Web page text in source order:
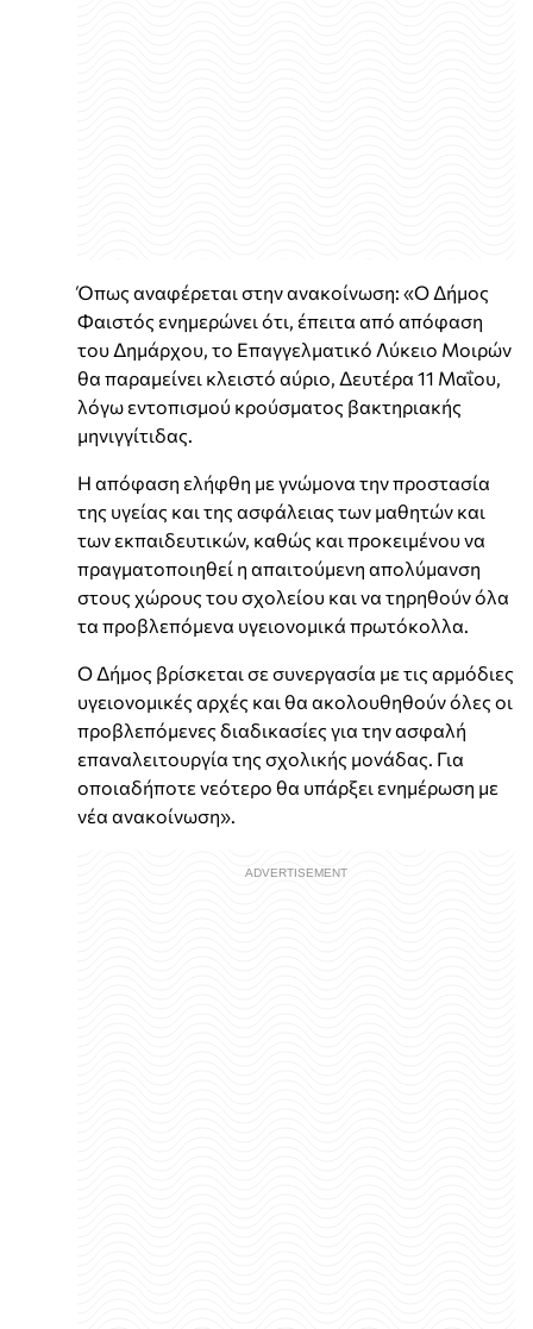
Όπως αναφέρεται στην ανακοίνωση: «Ο Δήμος
Φαιστός ενημερώνει ότι, έπειτα από απόφαση
του Δημάρχου, το Επαγγελματικό Λύκειο Μοιρών
θα παραμείνει κλειστό αύριο, Δευτέρα 11 Μαΐου,
λόγω εντοπισμού κρούσματος βακτηριακής
μηνιγγίτιδας.
Η απόφαση ελήφθη με γνώμονα την προστασία
της υγείας και της ασφάλειας των μαθητών και
των εκπαιδευτικών, καθώς και προκειμένου να
πραγματοποιηθεί η απαιτούμενη απολύμανση
στους χώρους του σχολείου και να τηρηθούν όλα
τα προβλεπόμενα υγειονομικά πρωτόκολλα.
Ο Δήμος βρίσκεται σε συνεργασία με τις αρμόδιες
υγειονομικές αρχές και θα ακολουθηθούν όλες οι
προβλεπόμενες διαδικασίες για την ασφαλή
επαναλειτουργία της σχολικής μονάδας. Για
οποιαδήποτε νεότερο θα υπάρξει ενημέρωση με
νέα ανακοίνωση».